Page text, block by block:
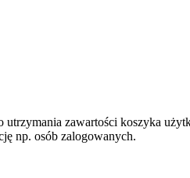
utrzymania zawartości koszyka
np. osób zalogowanych.